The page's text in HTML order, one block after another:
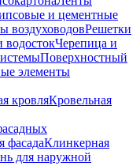
и цементные
воздуховодовРешетки
водостокЧерепица и
Поверхностный
элементы
кровляКровельная
фасадаКлинкерная
для наружной